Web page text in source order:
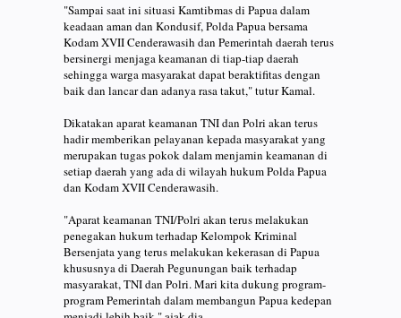
"Sampai saat ini situasi Kamtibmas di Papua dalam
keadaan aman dan Kondusif, Polda Papua bersama
Kodam XVII Cenderawasih dan Pemerintah daerah terus
bersinergi menjaga keamanan di tiap-tiap daerah
sehingga warga masyarakat dapat beraktifitas dengan
baik dan lancar dan adanya rasa takut," tutur Kamal.
Dikatakan aparat keamanan TNI dan Polri akan terus
hadir memberikan pelayanan kepada masyarakat yang
merupakan tugas pokok dalam menjamin keamanan di
setiap daerah yang ada di wilayah hukum Polda Papua
dan Kodam XVII Cenderawasih.
"Aparat keamanan TNI/Polri akan terus melakukan
penegakan hukum terhadap Kelompok Kriminal
Bersenjata yang terus melakukan kekerasan di Papua
khususnya di Daerah Pegunungan baik terhadap
masyarakat, TNI dan Polri. Mari kita dukung program-
program Pemerintah dalam membangun Papua kedepan